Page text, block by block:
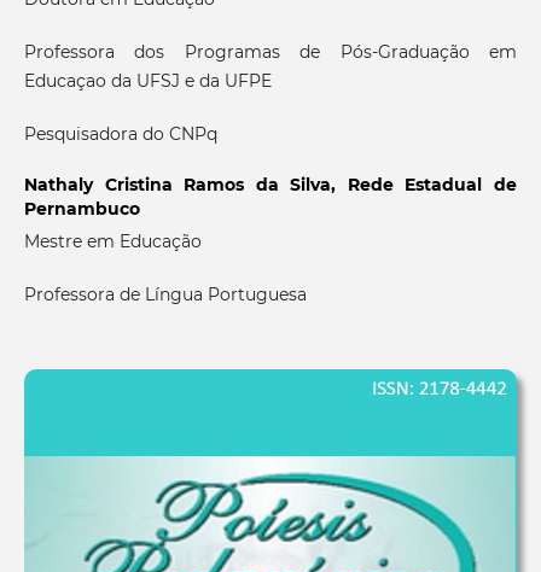
Professora dos Programas de Pós-Graduação em
Educaçao da UFSJ e da UFPE
Pesquisadora do CNPq
Nathaly Cristina Ramos da Silva, Rede Estadual de
Pernambuco
Mestre em Educação
Professora de Língua Portuguesa